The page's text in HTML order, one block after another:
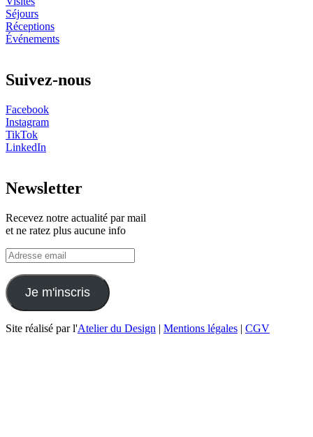
Séjours
Réceptions
Événements
Suivez-nous
Facebook
Instagram
TikTok
LinkedIn
Newsletter
Recevez notre actualité par mail
et ne ratez plus aucune info
Site réalisé par l'Atelier du Design | Mentions légales | CGV